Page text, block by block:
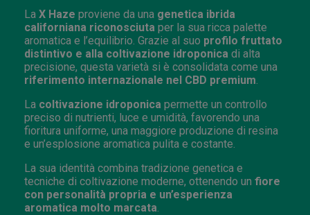
La X Haze proviene da una genetica ibrida
californiana riconosciuta per la sua ricca palette
aromatica e l’equilibrio. Grazie al suo profilo fruttato
distintivo e alla coltivazione idroponica di alta
precisione, questa varietà si è consolidata come una
riferimento internazionale nel CBD premium
La coltivazione idroponica permette un controllo
preciso di nutrienti, luce e umidità, favorendo una
fioritura uniforme, una maggiore produzione di resina
e un’esplosione aromatica pulita e costante.
La sua identità combina tradizione genetica e
tecniche di coltivazione moderne, ottenendo un fiore
con personalità propria e un’esperienza
aromatica molto marcata